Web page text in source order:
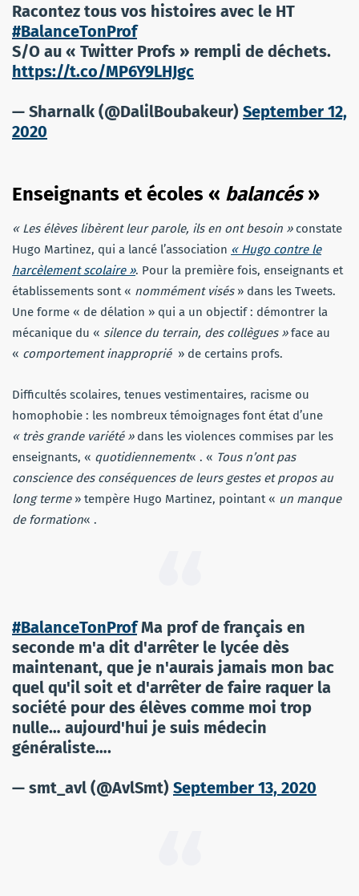
Racontez tous vos histoires avec le HT
#BalanceTonProf
S/O au « Twitter Profs » rempli de déchets.
https://t.co/MP6Y9LHJgc
— Sharnalk (@DalilBoubakeur) September 12,
2020
Enseignants et écoles « balancés»
« Les élèves libèrent leur parole, ils en ont besoin »constate
Hugo Martinez, qui a lancé l’association « Hugo contre le
harcèlement scolaire ». Pour la première fois, enseignants et
établissements sont « nommément visés» dans les Tweets.
Une forme « de délation » qui a un objectif : démontrer la
mécanique du « silence du terrain, des collègues »face au
« comportement inapproprié » de certains profs.
Difficultés scolaires, tenues vestimentaires, racisme ou
homophobie : les nombreux témoignages font état d’une
« très grande variété »dans les violences commises par les
enseignants, « quotidiennement« . « Tous n’ont pas
conscience des conséquences de leurs gestes et propos au
long terme» tempère Hugo Martinez, pointant « un manque
de formation« .
#BalanceTonProfMa prof de français en
seconde m'a dit d'arrêter le lycée dès
maintenant, que je n'aurais jamais mon bac
quel qu'il soit et d'arrêter de faire raquer la
société pour des élèves comme moi trop
nulle… aujourd'hui je suis médecin
généraliste….
— smt_avl (@AvlSmt) September 13, 2020